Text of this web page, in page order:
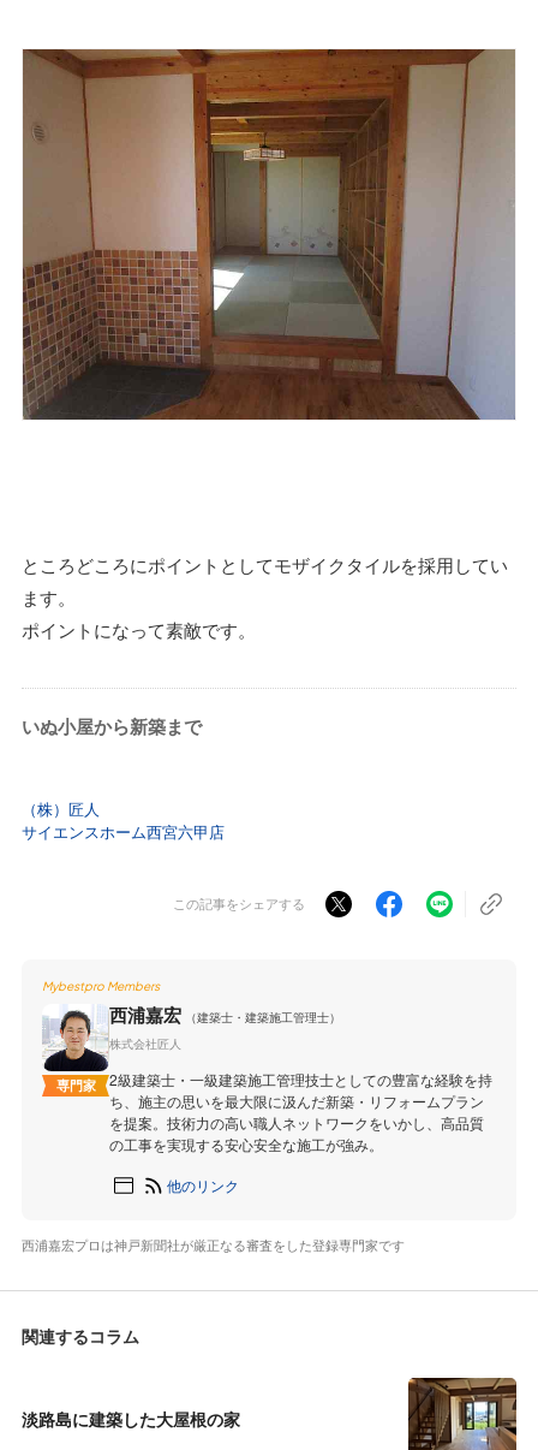
ところどころにポイントとしてモザイクタイルを採用してい
ます。
ポイントになって素敵です。
いぬ小屋から新築まで
（株）匠人
サイエンスホーム西宮六甲店
この記事をシェアする
Mybestpro Members
専門家
西浦嘉宏
（建築士・建築施工管理士）
株式会社匠人
2級建築士・一級建築施工管理技士としての豊富な経験を持
ち、施主の思いを最大限に汲んだ新築・リフォームプラン
を提案。技術力の高い職人ネットワークをいかし、高品質
の工事を実現する安心安全な施工が強み。
他のリンク
西浦嘉宏プロは神戸新聞社が厳正なる審査をした登録専門家です
関連するコラム
淡路島に建築した大屋根の家